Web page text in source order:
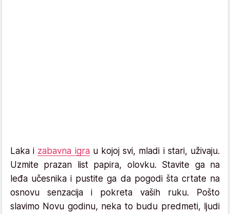
Laka i zabavna igrau kojoj svi, mladi i stari, uživaju.
Uzmite prazan list papira, olovku. Stavite ga na
leđa učesnika i pustite ga da pogodi šta crtate na
osnovu senzacija i pokreta vaših ruku. Pošto
slavimo Novu godinu, neka to budu predmeti, ljudi